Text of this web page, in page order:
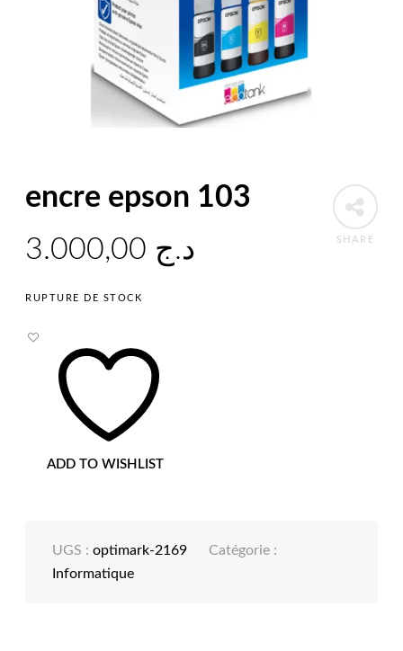
SHARE
encre epson 103
د.ج
RUPTURE DE STOCK
ADD TO WISHLIST
UGS :optimark-2169
Catégorie :
Informatique